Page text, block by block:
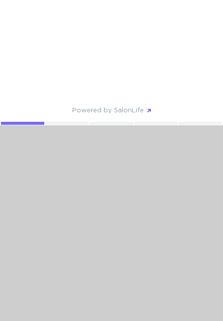
Powered by SalonLife